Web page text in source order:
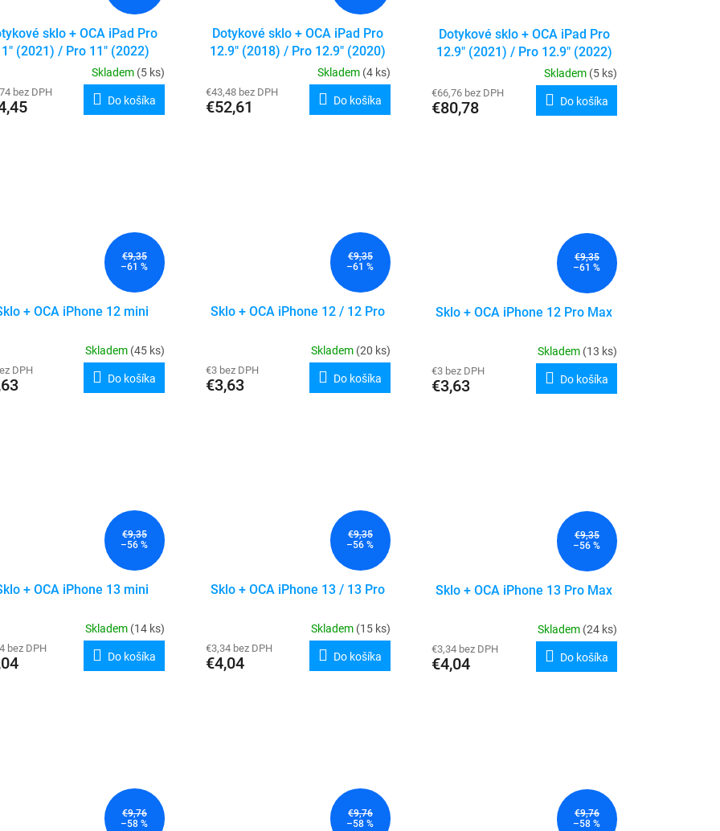
sklo + OCA iPad Pro
(2021) / Pro 11" (2022)
Skladem (5 ks)
bez DPH
Do košíka
Dotykové sklo + OCA iPad Pro
12.9" (2018) / Pro 12.9" (2020)
Skladem (4 ks)
€43,48 bez DPH
€52,61 Do košíka
Dotykové sklo + OCA iPad Pro
12.9" (2021) / Pro 12.9" (2022)
Skladem (5 ks)
€66,76 bez DPH
€80,78 Do košíka
€9,35
–61 %
+ OCA iPhone 12 mini
Skladem (45 ks)
DPH
Do košíka
€9,35
–61 %
Sklo + OCA iPhone 12 / 12 Pro
Skladem (20 ks)
€3 bez DPH
€3,63 Do košíka
€9,35
–61 %
Sklo + OCA iPhone 12 Pro Max
Skladem (13 ks)
€3 bez DPH
€3,63 Do košíka
€9,35
–56 %
+ OCA iPhone 13 mini
Skladem (14 ks)
bez DPH
Do košíka
€9,35
–56 %
Sklo + OCA iPhone 13 / 13 Pro
Skladem (15 ks)
€3,34 bez DPH
€4,04 Do košíka
€9,35
–56 %
Sklo + OCA iPhone 13 Pro Max
Skladem (24 ks)
€3,34 bez DPH
€4,04 Do košíka
€9,76
–58 %
€9,76
–58 %
€9,76
–58 %